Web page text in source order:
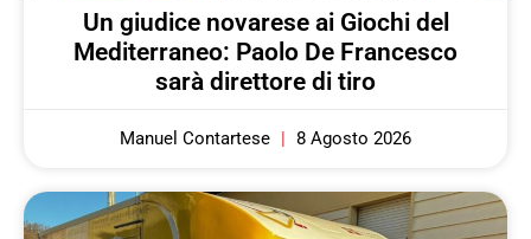
Un giudice novarese ai Giochi del
Mediterraneo: Paolo De Francesco
sarà direttore di tiro
Manuel Contartese 8 Agosto 2026